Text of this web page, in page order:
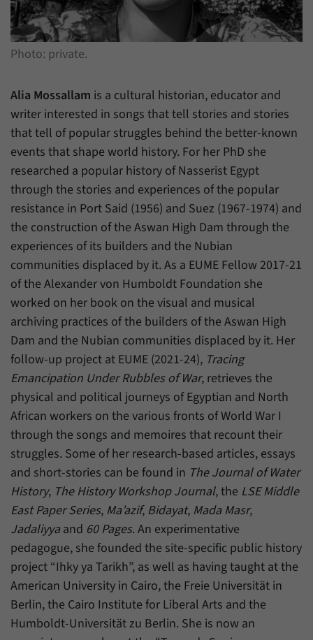
Photo: private.
Alia Mossallam is a cultural historian, educator and
writer interested in songs that tell stories and stories
that tell of popular struggles behind the better-known
events that shape world history. For her PhD she
researched a popular history of Nasserist Egypt
through the stories and experiences of the popular
resistance in Port Said (1956) and Suez (1967-1974) and
the construction of the Aswan High Dam through the
experiences of its builders and the Nubian
communities displaced by it. As a EUME Fellow 2017-21
of the Alexander von Humboldt Foundation she
worked on her book on the visual and musical
archiving practices of the builders of the Aswan High
Dam and the Nubian communities displaced by it. Her
follow-up project at EUME (2021-24), Tracing
Emancipation Under Rubbles of War, retrieves the
physical and political journeys of Egyptian and North
African workers on the various fronts of World War I
through the songs and memoires that recount their
struggles. Some of her research-based articles, essays
and short-stories can be found in The Journal of Water
History, The History Workshop Journal, the LSE Middle
East Paper Series, Ma’azif, Bidayat, Mada Masr,
Jadaliyyaand 60 Pages. An experimentative
pedagogue, she founded the site-specific public history
project “Ihky ya Tarikh”, as well as having taught at the
American University in Cairo, the Freie Universität in
Berlin, the Cairo Institute for Liberal Arts and the
Humboldt-Universität zu Berlin. She is now an
Zweck
generierte ID, für die historische Speicherung
Ihrer vorgenommen Einstellungen, falls der
Webseiten-Betreiber dies eingestellt hat.
Name _pk_ref
Anbieter
6 Monate
Zweck
Mit diesem Cookie können wir speichern, von
welcher Internetseite oder Suchmaschine
Besucher durch eine Verlinkung auf unsere
Internetseite weitergeleitet wurden.
Name _pk_ses
Anbieter Matomo
Laufzeit 30 Minuten
Zweck
Mit diesem Cookie können wir für kurze Zeit
Daten über den aktuellen Aufenthalt von
Besuchern auf unserer Internetseite
speichern.